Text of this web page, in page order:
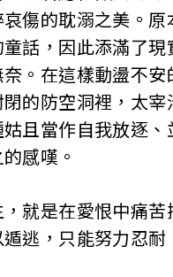
傷的耽溺之美。原
話，因此添滿了現
。在這樣動盪不安
的防空洞裡，太宰
且當作自我放逐、
感嘆。
，就是在愛恨中痛苦
逃，只能努力忍耐